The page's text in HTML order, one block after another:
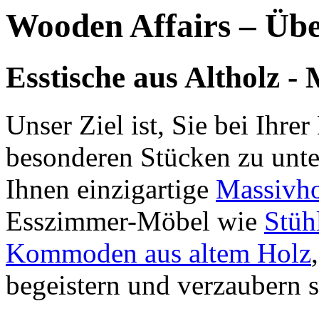
Wooden Affairs –
Esstische aus Altholz
Unser Ziel ist, Sie bei
besonderen Stücken zu
Ihnen einzigartige
Esszimmer-Möbel wie
Kommoden aus altem Holz
begeistern und verzaubern